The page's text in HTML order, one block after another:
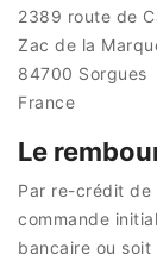
2389 route de
Zac de la
84700 Sorgues
France
Le
Par re-crédit de
commande
bancaire ou